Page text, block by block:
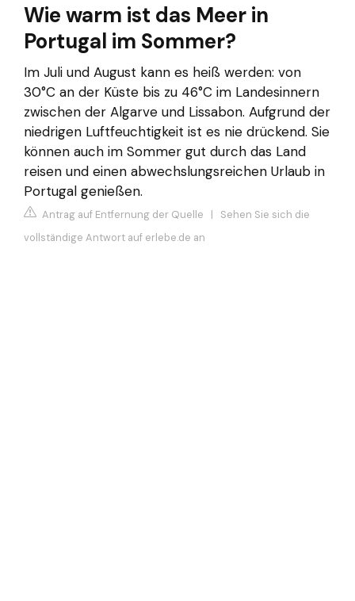
Wie warm ist das Meer in
Portugal im Sommer?
Im Juli und August kann es heiß werden: von
30°C an der Küste bis zu 46°C im Landesinnern
zwischen der Algarve und Lissabon. Aufgrund der
niedrigen Luftfeuchtigkeit ist es nie drückend. Sie
können auch im Sommer gut durch das Land
reisen und einen abwechslungsreichen Urlaub in
Portugal genießen.
Antrag auf Entfernung der Quelle | Sehen Sie sich die
vollständige Antwort auf erlebe.de an